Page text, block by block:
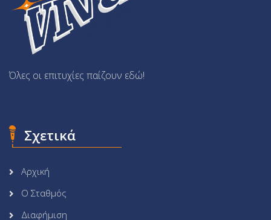
Όλες οι επιτυχίες παίζουν εδώ!
Σχετικά
Αρχική
Ο Σταθμός
Διαφήμιση